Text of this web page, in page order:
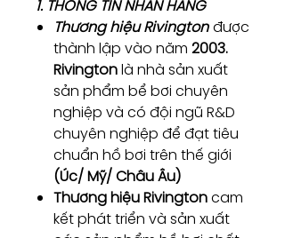
1. THÔNG TIN NHÃN HÀNG
Thương hiệu Rivington được
thành lập vào năm 2003.
Rivingtonlà nhà sản xuất
sản phẩm bể bơi chuyên
nghiệp và có đội ngũ R&D
chuyên nghiệp để đạt tiêu
chuẩn hồ bơi trên thế giới
(Úc/ Mỹ/ Châu Âu)
Thương hiệu Rivingtoncam
kết phát triển và sản xuất